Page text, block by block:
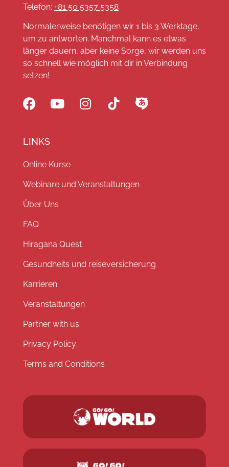
Telefon: +81 50 5357 5358
Normalerweise benötigen wir 1 bis 3 Werktage,
um zu antworten. Manchmal kann es etwas
länger dauern, aber keine Sorge, wir werden uns
so schnell wie möglich mit dir in Verbindung
setzen!
LINKS
Online Kurse
Webinare und Veranstaltungen
Über Uns
FAQ
Hiragana Quest
Gesundheits und reiseversicherung
Karrieren
Veranstaltungen
Partner with us
Privacy Policy
Terms and Conditions